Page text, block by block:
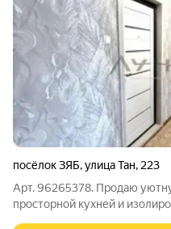
посёлок ЗЯБ,улица Тан, 223
Арт. 96265378. Продаю
просторной кухней и